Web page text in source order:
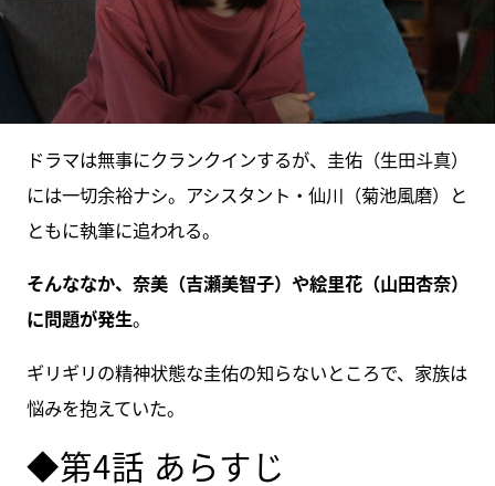
ドラマは無事にクランクインするが、圭佑（生田斗真）
には一切余裕ナシ。アシスタント・仙川（菊池風磨）と
ともに執筆に追われる。
そんななか、奈美（吉瀬美智子）や絵里花（山田杏奈）
に問題が発生。
ギリギリの精神状態な圭佑の知らないところで、家族は
悩みを抱えていた。
◆第4話 あらすじ